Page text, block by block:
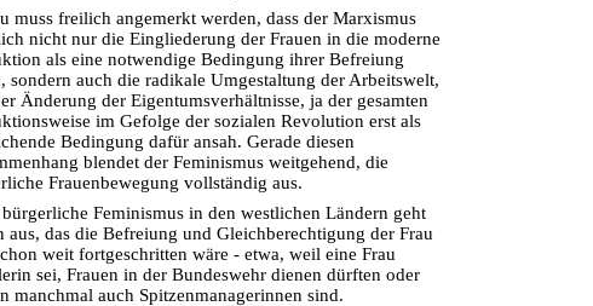
muss freilich angemerkt werden, dass der Marxismus
nicht nur die Eingliederung der Frauen in die moderne
als eine notwendige Bedingung ihrer Befreiung
sondern auch die radikale Umgestaltung der Arbeitswelt,
Änderung der Eigentumsverhältnisse, ja der gesamten
im Gefolge der sozialen Revolution erst als
Bedingung dafür ansah. Gerade diesen
blendet der Feminismus weitgehend, die
Frauenbewegung vollständig aus.
Feminismus in den westlichen Ländern geht
aus, das die Befreiung und Gleichberechtigung der Frau
weit fortgeschritten wäre - etwa, weil eine Frau
sei, Frauen in der Bundeswehr dienen dürften oder
manchmal auch Spitzenmanagerinnen sind.